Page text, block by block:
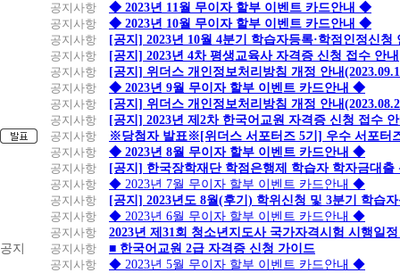
공지사항
◆ 2023년 11월 무이자 할부 이벤트 카드안내 ◆
공지사항
◆ 2023년 10월 무이자 할부 이벤트 카드안내 ◆
공지사항
[공지] 2023년 10월 4분기 학습자등록·학점인정신청
공지사항
[공지] 2023년 4차 평생교육사 자격증 신청 접수 안내
공지사항
[공지] 위더스 개인정보처리방침 개정 안내
공지사항
◆ 2023년 9월 무이자 할부 이벤트 카드안내 ◆
공지사항
[공지] 위더스 개인정보처리방침 개정 안내
공지사항
[공지] 2023년 제2차 한국어교원 자격증 신청 접수
공지사항
※당첨자 발표※[위더스 서포터즈 5기] 우수 서포터
공지사항
◆ 2023년 8월 무이자 할부 이벤트 카드안내 ◆
공지사항
[공지] 한국장학재단 학점은행제 학습자 학자금대출
공지사항
◆ 2023년 7월 무이자 할부 이벤트 카드안내 ◆
공지사항
[공지] 2023년도 8월(후기) 학위신청 및 3분기 학습
공지사항
◆ 2023년 6월 무이자 할부 이벤트 카드안내 ◆
공지사항
2023년 제31회 청소년지도사 국가자격시험 시행일
공지
공지사항
■ 한국어교원 2급 자격증 신청 가이드
공지사항
◆ 2023년 5월 무이자 할부 이벤트 카드안내 ◆